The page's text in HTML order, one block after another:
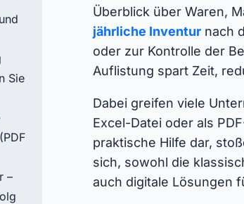
Überblick über Waren,
jährliche Inventur nach
oder zur Kontrolle der
Auflistung spart Zeit,
Dabei greifen viele
Excel-Datei oder als
praktische Hilfe dar,
sich, sowohl die
auch digitale Lösungen
Sie
–